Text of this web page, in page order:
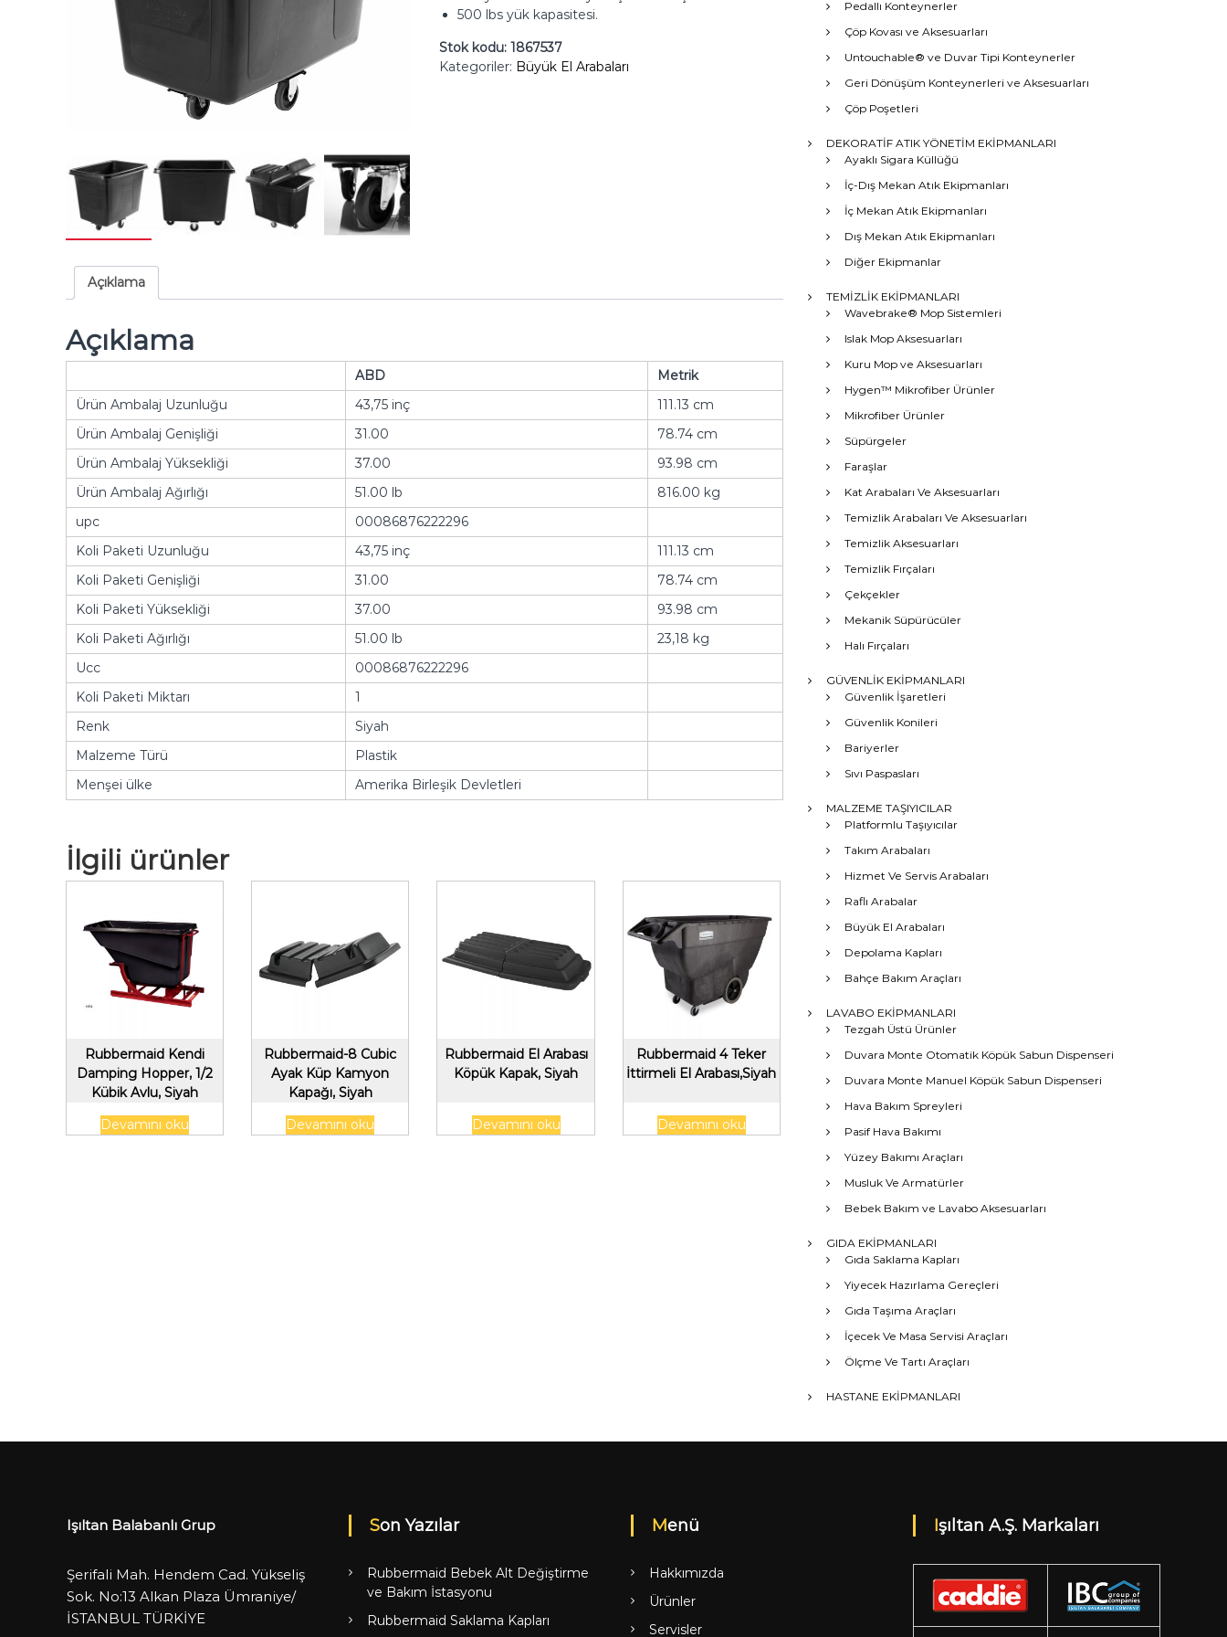
500 lbs yük kapasitesi.
Stok kodu: 1867537
Kategoriler: Büyük El Arabaları
Açıklama
Açıklama
ABD
Metrik
Ürün Ambalaj Uzunluğu
43,75 inç
111.13 cm
Ürün Ambalaj Genişliği
31.00
78.74 cm
Ürün Ambalaj Yüksekliği
37.00
93.98 cm
Ürün Ambalaj Ağırlığı
51.00 lb
816.00 kg
upc
00086876222296
Koli Paketi Uzunluğu
43,75 inç
111.13 cm
Koli Paketi Genişliği
31.00
78.74 cm
Koli Paketi Yüksekliği
37.00
93.98 cm
Koli Paketi Ağırlığı
51.00 lb
23,18 kg
Ucc
00086876222296
Koli Paketi Miktarı
1
Renk
Siyah
Malzeme Türü
Plastik
Menşei ülke
Amerika Birleşik Devletleri
İlgili ürünler
Rubbermaid Kendi
Damping Hopper, 1/2
Kübik Avlu, Siyah
Devamını oku
Rubbermaid-8 Cubic
Ayak Küp Kamyon
Kapağı, Siyah
Devamını oku
Rubbermaid El Arabası
Köpük Kapak, Siyah
Devamını oku
Rubbermaid 4 Teker
İttirmeli El Arabası,Siyah
Devamını oku
Pedallı Konteynerler
Çöp Kovası ve Aksesuarları
Untouchable® ve Duvar Tipi Konteynerler
Geri Dönüşüm Konteynerleri ve Aksesuarları
Çöp Poşetleri
DEKORATİF ATIK YÖNETİM EKİPMANLARI
Ayaklı Sigara Küllüğü
İç-Dış Mekan Atık Ekipmanları
İç Mekan Atık Ekipmanları
Dış Mekan Atık Ekipmanları
Diğer Ekipmanlar
TEMİZLİK EKİPMANLARI
Wavebrake® Mop Sistemleri
Islak Mop Aksesuarları
Kuru Mop ve Aksesuarları
Hygen™ Mikrofiber Ürünler
Mikrofiber Ürünler
Süpürgeler
Faraşlar
Kat Arabaları Ve Aksesuarları
Temizlik Arabaları Ve Aksesuarları
Temizlik Aksesuarları
Temizlik Fırçaları
Çekçekler
Mekanik Süpürücüler
Halı Fırçaları
GÜVENLİK EKİPMANLARI
Güvenlik İşaretleri
Güvenlik Konileri
Bariyerler
Sıvı Paspasları
MALZEME TAŞIYICILAR
Platformlu Taşıyıcılar
Takım Arabaları
Hizmet Ve Servis Arabaları
Raflı Arabalar
Büyük El Arabaları
Depolama Kapları
Bahçe Bakım Araçları
LAVABO EKİPMANLARI
Tezgah Üstü Ürünler
Duvara Monte Otomatik Köpük Sabun Dispenseri
Duvara Monte Manuel Köpük Sabun Dispenseri
Hava Bakım Spreyleri
Pasif Hava Bakımı
Yüzey Bakımı Araçları
Musluk Ve Armatürler
Bebek Bakım ve Lavabo Aksesuarları
GIDA EKİPMANLARI
Gıda Saklama Kapları
Yiyecek Hazırlama Gereçleri
Gıda Taşıma Araçları
İçecek Ve Masa Servisi Araçları
Ölçme Ve Tartı Araçları
HASTANE EKİPMANLARI
Işıltan Balabanlı Grup
Şerifali Mah. Hendem Cad. Yükseliş
Sok. No:13 Alkan Plaza Ümraniye/
İSTANBUL TÜRKİYE
Son Yazılar
Rubbermaid Bebek Alt Değiştirme
ve Bakım İstasyonu
Rubbermaid Saklama Kapları
Menü
Hakkımızda
Ürünler
Servisler
Işıltan A.Ş. Markaları